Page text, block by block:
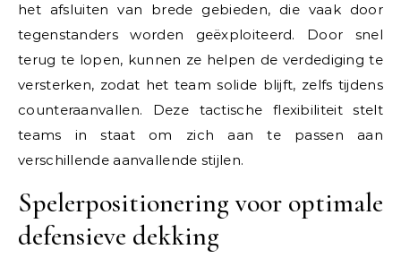
het afsluiten van brede gebieden, die vaak door
tegenstanders worden geëxploiteerd. Door snel
terug te lopen, kunnen ze helpen de verdediging te
versterken, zodat het team solide blijft, zelfs tijdens
counteraanvallen. Deze tactische flexibiliteit stelt
teams in staat om zich aan te passen aan
verschillende aanvallende stijlen.
Spelerpositionering voor optimale
defensieve dekking